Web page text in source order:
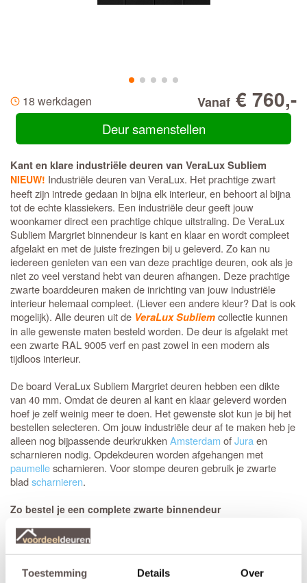
Toestemming Details Over
18 werkdagen Vanaf € 760,-
Deur samenstellen
Kant en klare industriële deuren van VeraLux Subliem
NIEUW! Industriële deuren van VeraLux. Het prachtige zwart
heeft zijn intrede gedaan in bijna elk interieur, en behoort al bijna
tot de echte klassiekers. Een industriële deur geeft jouw
woonkamer direct een prachtige chique uitstraling. De VeraLux
Subliem Margriet binnendeur is kant en klaar en wordt compleet
afgelakt en met de juiste frezingen bij u geleverd. Zo kan nu
iedereen genieten van een van deze prachtige deuren, ook als je
niet zo veel verstand hebt van deuren afhangen. Deze prachtige
zwarte boarddeuren maken de inrichting van jouw industriële
interieur helemaal compleet. (Liever een andere kleur? Dat is ook
mogelijk). Alle deuren uit de VeraLux Subliemcollectie kunnen
in alle gewenste maten besteld worden. De deur is afgelakt met
een zwarte RAL 9005 verf en past zowel in een modern als
tijdloos interieur.
De board VeraLux Subliem Margriet deuren hebben een dikte
van 40 mm. Omdat de deuren al kant en klaar geleverd worden
hoef je zelf weinig meer te doen. Het gewenste slot kun je bij het
bestellen selecteren. Om jouw industriële deur af te maken heb je
alleen nog bijpassende deurkrukkenAmsterdam ofJuraen
scharnieren nodig. Opdekdeuren worden afgehangen met
paumellescharnieren. Voor stompe deuren gebruik je zwarte
bladscharnieren.
Zo bestel je een complete zwarte binnendeur
nodig. Kies deVeraLux Subliem
eindeloos!